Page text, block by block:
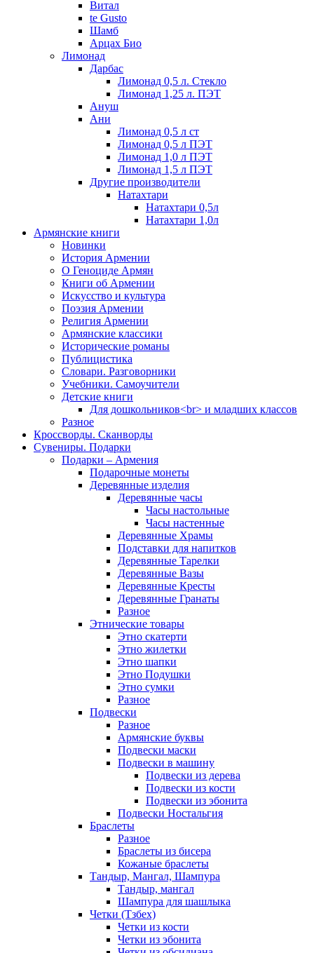
Витал
te Gusto
Шамб
Арцах Био
Лимонад
Дарбас
Лимонад 0,5 л. Стекло
Лимонад 1,25 л. ПЭТ
Ануш
Ани
Лимонад 0,5 л ст
Лимонад 0,5 л ПЭТ
Лимонад 1,0 л ПЭТ
Лимонад 1,5 л ПЭТ
Другие производители
Натахтари
Натахтари 0,5л
Натахтари 1,0л
Армянские книги
Новинки
История Армении
О Геноциде Армян
Книги об Армении
Иcкусство и культура
Поэзия Армении
Религия Армении
Армянские классики
Исторические романы
Публицистика
Словари. Разговорники
Учебники. Самоучители
Детские книги
Для дошкольников<br> и младших классов
Разное
Кроссворды. Сканворды
Сувениры. Подарки
Подарки – Армения
Подарочные монеты
Деревянные изделия
Деревянные часы
Часы настольные
Часы настенные
Деревянные Храмы
Подставки для напитков
Деревянные Тарелки
Деревянные Вазы
Деревянные Кресты
Деревянные Гранаты
Разное
Этнические товары
Этно скатерти
Этно жилетки
Этно шапки
Этно Подушки
Этно сумки
Разное
Подвески
Разное
Армянские буквы
Подвески маски
Подвески в машину
Подвески из дерева
Подвески из кости
Подвески из эбонита
Подвески Ностальгия
Браслеты
Разное
Браслеты из бисера
Кожаные браслеты
Тандыр, Мангал, Шампура
Тандыр, мангал
Шампура для шашлыка
Четки (Тзбех)
Четки из кости
Четки из эбонита